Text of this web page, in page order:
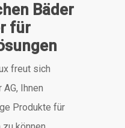
Bäder
für
freut sich
Ihnen
Produkte für